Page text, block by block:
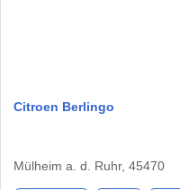
Citroen Berlingo
Mülheim a. d. Ruhr, 45470